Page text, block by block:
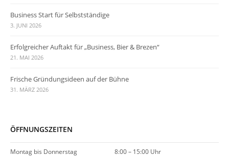
Business Start für Selbstständige
3. JUNI 2026
Erfolgreicher Auftakt für „Business, Bier & Brezen“
21. MAI 2026
Frische Gründungsideen auf der Bühne
31. MÄRZ 2026
ÖFFNUNGSZEITEN
Montag bis Donnerstag 8:00 – 15:00 Uhr